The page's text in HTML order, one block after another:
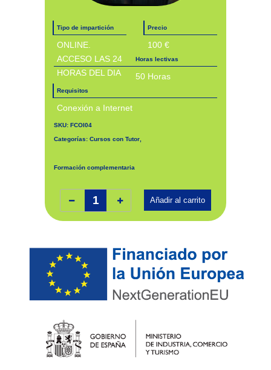
Tipo de impartición
ONLINE.
ACCESO LAS 24
HORAS DEL DIA
Precio
100 €
Horas lectivas
50 Horas
Requisitos
Conexión a Internet
SKU: FCOI04
Categorías: Cursos con Tutor
Formación complementaria
Blockchain avanzado. FCOI04. cantidad
Añadir al carrito